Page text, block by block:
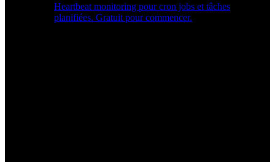
Heartbeat monitoring pour cron jobs et tâches
planifiées. Gratuit pour commencer.